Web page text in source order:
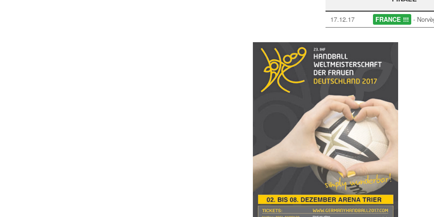
17.12.17 FRANCE !!! -